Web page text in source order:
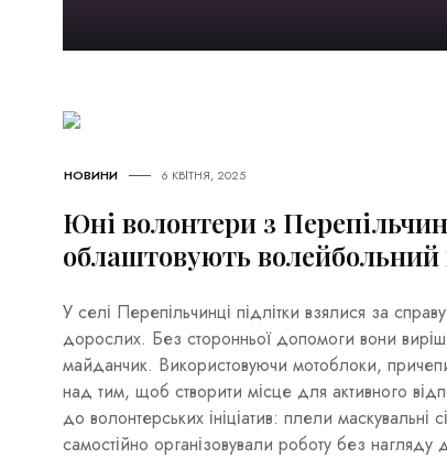
НОВИНИ 6 КВІТНЯ, 2025
Юні волонтери з
облаштовують
У селі Перепільчинці підлітки взялися за
дорослих. Без сторонньої допомоги вони
майданчик. Використовуючи мотоблоки,
над тим, щоб створити місце для активного
до волонтерських ініціатив: плели маскувальні
самостійно організовували роботу без